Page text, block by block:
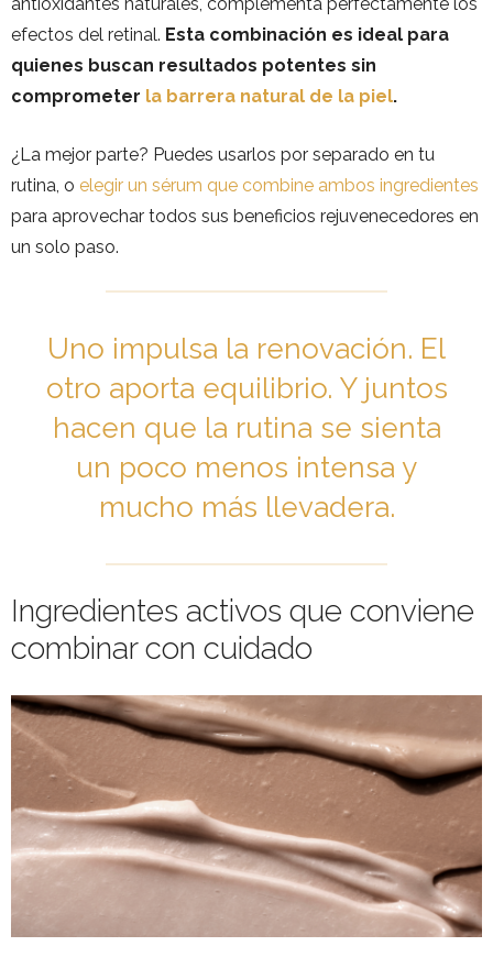
efectos del retinal. Esta combinación es ideal para
quienes buscan resultados potentes sin
comprometer la barrera natural de la piel.
¿La mejor parte? Puedes usarlos por separado en tu
rutina, o elegir un sérum que combine ambos ingredientes
para aprovechar todos sus beneficios rejuvenecedores en
un solo paso.
Uno impulsa la renovación. El
otro aporta equilibrio. Y juntos
hacen que la rutina se sienta
un poco menos intensa y
mucho más llevadera.
Ingredientes activos que conviene
combinar con cuidado